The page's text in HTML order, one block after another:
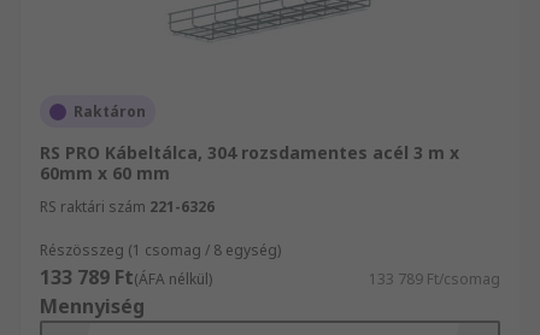
Raktáron
RS PRO Kábeltálca, 304 rozsdamentes acél 3 m x
60mm x 60 mm
RS raktári szám 221-6326
Részösszeg (1 csomag / 8 egység)
133 789 Ft(ÁFA nélkül) 133 789 Ft/csomag
Mennyiség